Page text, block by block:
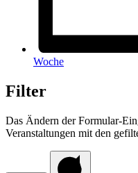
Woche
Filter
Das Ändern der Formular-
Veranstaltungen mit den